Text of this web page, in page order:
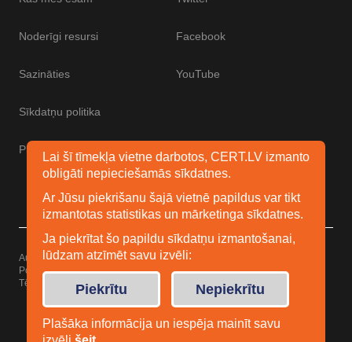
Noderīgi resursi
Sazināties
Sīkdatņu politika
Piekļūstamības paziņojums
Facebook
YouTube
Autortiesības © 2026 Esidrošs
Powered byWordPress
Tēma: Uku noElmastudio
Lai šī tīmekļa vietne darbotos, CERT.LV izmanto
obligāti nepieciešamās sīkdatnes.
Ar Jūsu piekrišanu šajā vietnē papildus var tikt
izmantotas statistikas un mārketinga sīkdatnes.
Ja piekrītat šo papildu sīkdatņu izmantošanai,
lūdzam atzīmēt savu izvēli:
Piekrītu Nepiekrītu
Plašāka informācija un iespēja mainīt savu